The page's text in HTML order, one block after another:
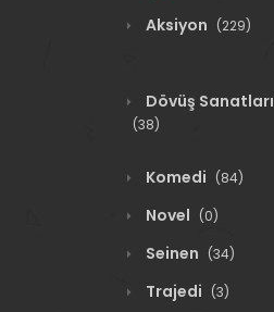
Aksiyon (229)
Dövüş Sanatları
(38)
Komedi (84)
Novel (0)
Seinen (34)
Trajedi (3)